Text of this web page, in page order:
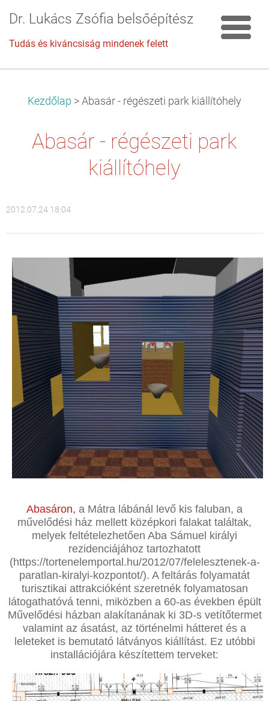
Dr. Lukács Zsófia belsőépítész
Tudás és kiváncsiság mindenek felett
Kezdőlap > Abasár - régészeti park kiállítóhely
Abasár - régészeti park
kiállítóhely
2012.07.24 18:04
Abasáron, a Mátra lábánál levő kis faluban, a
művelődési ház mellett középkori falakat találtak,
melyek feltételezhetően Aba Sámuel királyi
rezidenciájához tartozhatott
(https://tortenelemportal.hu/2012/07/felelesztenek-a-
paratlan-kiralyi-kozpontot/). A feltárás folyamatát
turisztikai attrakcióként szeretnék folyamatosan
látogathatóvá tenni, miközben a 60-as években épült
Művelődési házban alakítanának ki 3D-s vetítőtermet
valamint az ásatást, az történelmi hátteret és a
leleteket is bemutató látványos kiállítást. Ez utóbbi
installációjára készítettem terveket: